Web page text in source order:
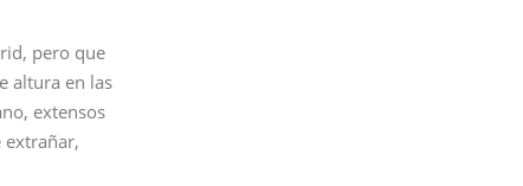
pero que
altura en las
extensos
extrañar,